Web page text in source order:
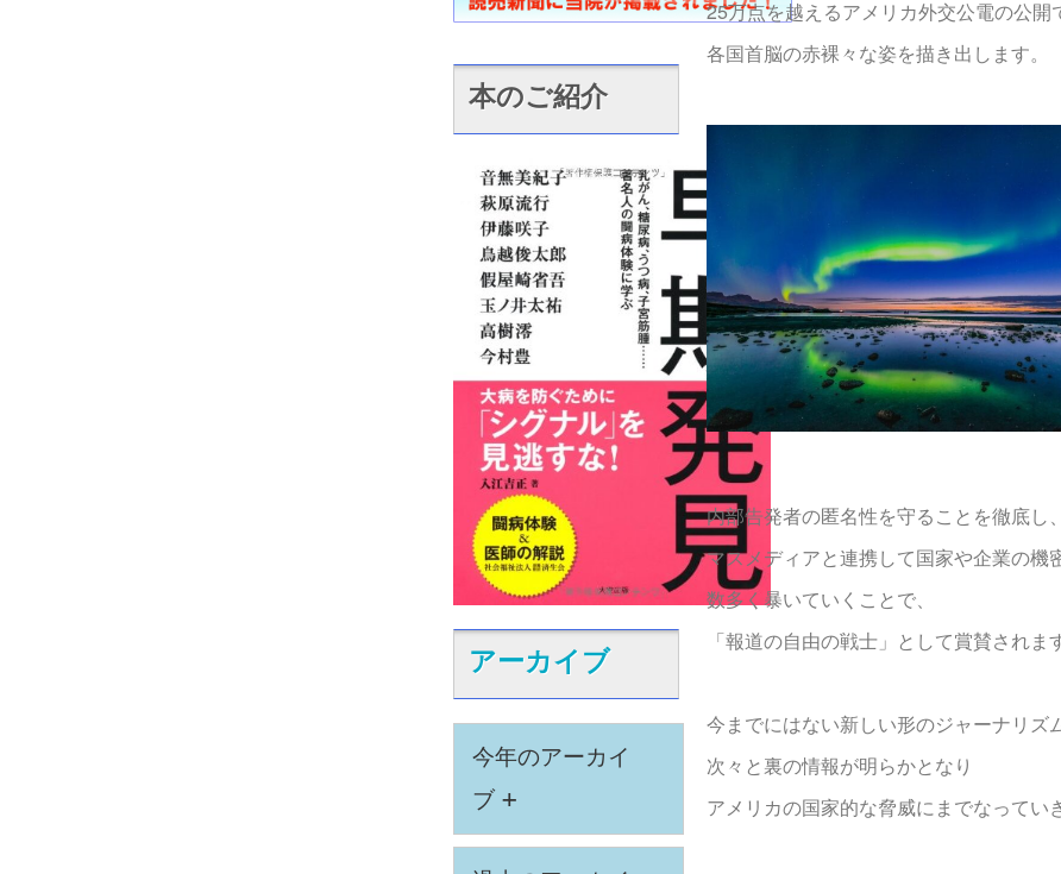
本のご紹介
アーカイブ
今年のアーカイ
ブ +
25万点を越えるアメリカ外交公電の公開
各国首脳の赤裸々な姿を描き出します。
内部告発者の匿名性を守ることを徹底し、
マスメディアと連携して国家や企業の機
数多く暴いていくことで、
「報道の自由の戦士」として賞賛されます
今までにはない新しい形のジャーナリズ
次々と裏の情報が明らかとなり
アメリカの国家的な脅威にまでなってい